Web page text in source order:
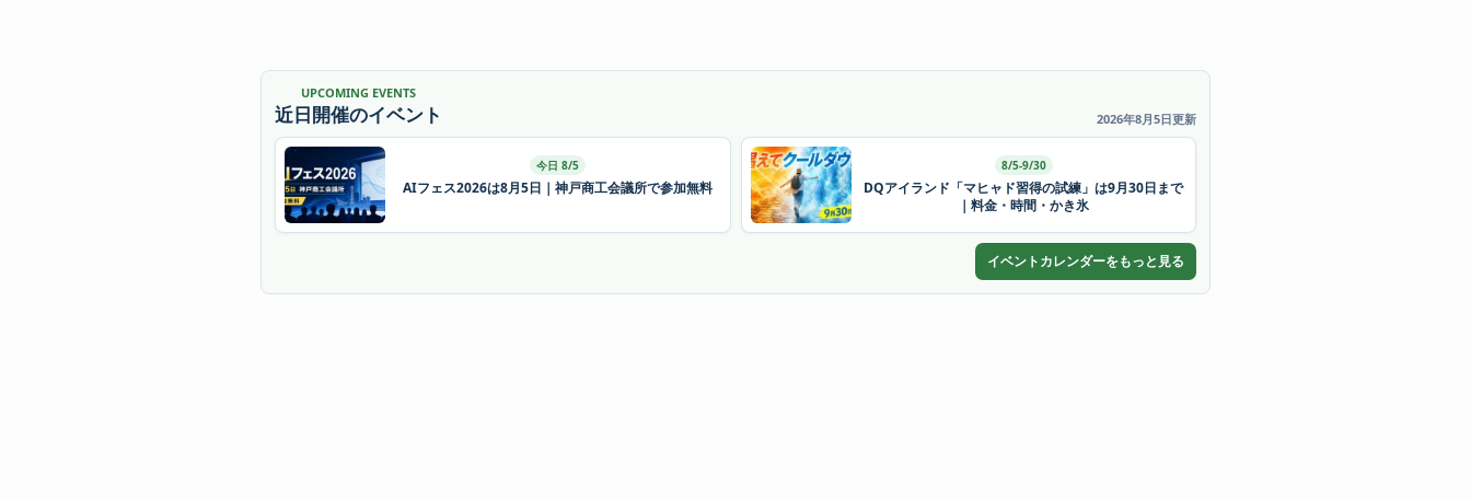
UPCOMING EVENTS
近日開催のイベント 2026年8月5日更新
今日 8/5
AIフェス2026は8月5日｜神戸商工会議所で参加無料
8/5-9/30
DQアイランド「マヒャド習得の試練」は9月30日まで
｜料金・時間・かき氷
イベントカレンダーをもっと見る